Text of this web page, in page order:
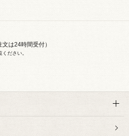
は24時間受付）
ください。